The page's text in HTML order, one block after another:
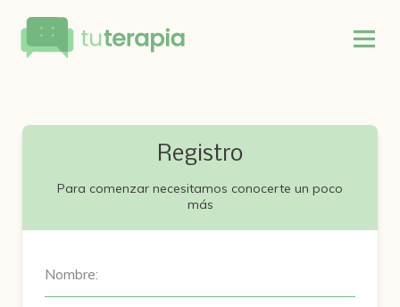
Registro
Para comenzar necesitamos conocerte un poco
más
Nombre: